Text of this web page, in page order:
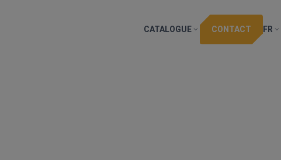
CATALOGUE CONTACT FR